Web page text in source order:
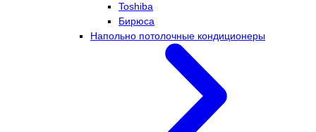
Toshiba
Бирюса
Напольно потолочные кондиционеры